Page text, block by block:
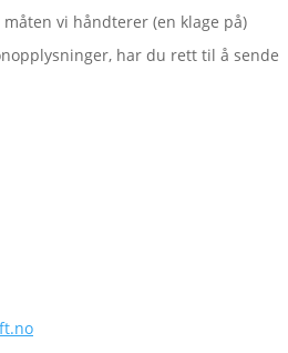
vi håndterer (en klage på)
har du rett til å sende